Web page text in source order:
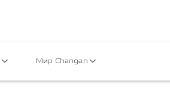
Мир Changan